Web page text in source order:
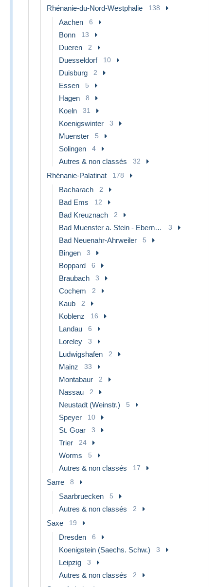
Rhénanie-du-Nord-Westphalie 138
Aachen 6
Bonn 13
Dueren 2
Duesseldorf 10
Duisburg 2
Essen 5
Hagen 8
Koeln 31
Koenigswinter 3
Muenster 5
Solingen 4
Autres & non classés 32
Rhénanie-Palatinat 178
Bacharach 2
Bad Ems 12
Bad Kreuznach 2
Bad Muenster a. Stein - Ebernburg 3
Bad Neuenahr-Ahrweiler 5
Bingen 3
Boppard 6
Braubach 3
Cochem 2
Kaub 2
Koblenz 16
Landau 6
Loreley 3
Ludwigshafen 2
Mainz 33
Montabaur 2
Nassau 2
Neustadt (Weinstr.) 5
Speyer 10
St. Goar 3
Trier 24
Worms 5
Autres & non classés 17
Sarre 8
Saarbruecken 5
Autres & non classés 2
Saxe 19
Dresden 6
Koenigstein (Saechs. Schw.) 3
Leipzig 3
Autres & non classés 2